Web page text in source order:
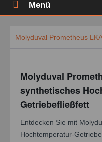
Menü
Molyduval Prometheus LKA
Molyduval
synthetisches
Getriebefließfett
Entdecken Sie mit
Hochtemperatur-